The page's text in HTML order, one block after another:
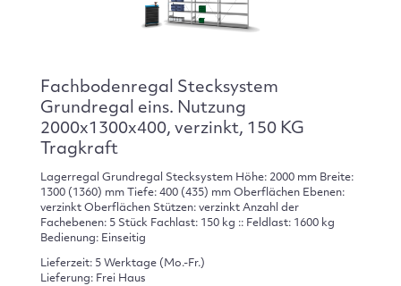
Fachbodenregal Stecksystem
Grundregal eins. Nutzung
2000x1300x400, verzinkt, 150 KG
Tragkraft
Lagerregal Grundregal Stecksystem Höhe: 2000 mm Breite:
1300 (1360) mm Tiefe: 400 (435) mm Oberflächen Ebenen:
verzinkt Oberflächen Stützen: verzinkt Anzahl der
Fachebenen: 5 Stück Fachlast: 150 kg :: Feldlast: 1600 kg
Bedienung: Einseitig
Lieferzeit: 5 Werktage (Mo.-Fr.)
Lieferung: Frei Haus